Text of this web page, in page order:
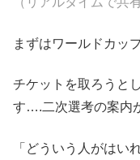
まずはワールドカッ
チケットを取ろうと
す….二次選考の案内
「どういう人がは